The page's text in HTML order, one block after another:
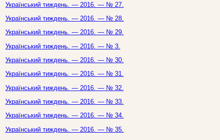
Український тиждень. — 2016. — № 27.
Український тиждень. — 2016. — № 28.
Український тиждень. — 2016. — № 29.
Український тиждень. — 2016. — № 3.
Український тиждень. — 2016. — № 30.
Український тиждень. — 2016. — № 31.
Український тиждень. — 2016. — № 32.
Український тиждень. — 2016. — № 33.
Український тиждень. — 2016. — № 34.
Український тиждень. — 2016. — № 35.